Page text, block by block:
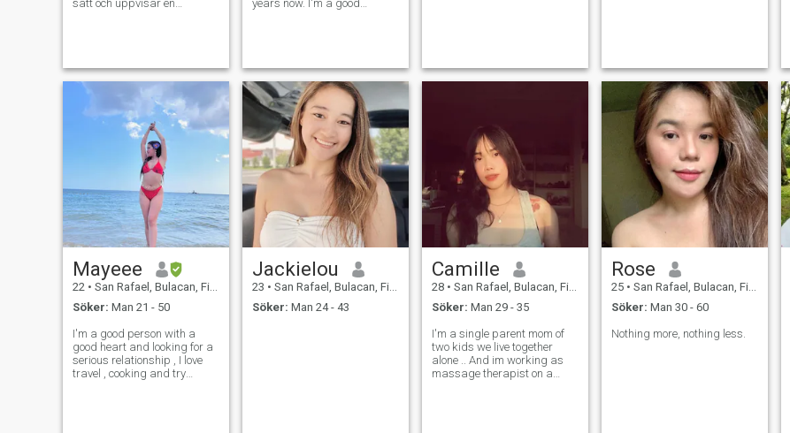
sätt och uppvisar en
platser. Familj och vänner är
viktiga för mig. Jag är enkelt
men med ett gott sinne för
humor. Kärlek för sin egen,
så om vi betydde för
varandra våra hjärtan tipsa
years now. I'm a good
outside with friends. I love b
Mayeee
22 • San Rafael, Bulacan, Filippinerna
Söker: Man 21 - 50
I'm a good person with a
good heart and looking for a
serious relationship , I love
travel , cooking and try
Jackielou
23 • San Rafael, Bulacan, Filippinerna
Söker: Man 24 - 43
Camille
28 • San Rafael, Bulacan, Filippinerna
Söker: Man 29 - 35
I'm a single parent mom of
two kids we live together
alone .. And im working as
massage therapist on a
Rose
25 • San Rafael, Bulacan, Filippinerna
Söker: Man 30 - 60
Nothing more, nothing less.